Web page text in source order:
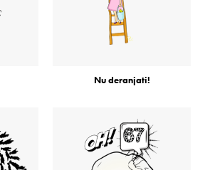
Nu deranjati!